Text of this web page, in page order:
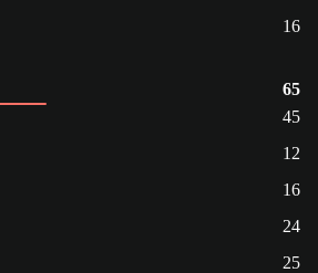
16
65
45
12
16
24
25